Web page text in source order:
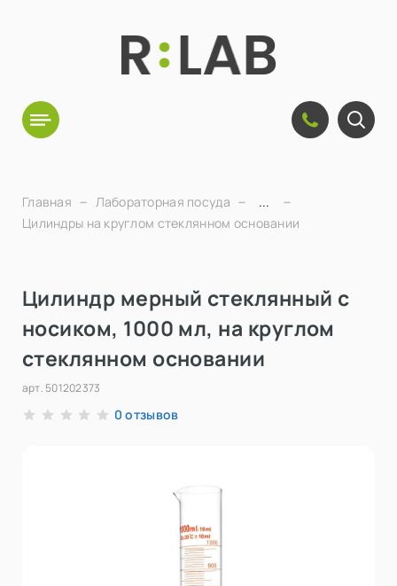
Главная Лабораторная посуда
...
Цилиндры на круглом стеклянном основании
Цилиндр мерный стеклянный с
носиком, 1000 мл, на круглом
стеклянном основании
арт. 501202373
0 отзывов